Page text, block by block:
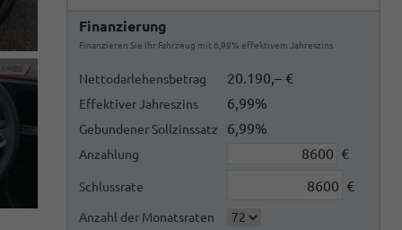
Finanzierung
Finanzieren Sie Ihr Fahrzeug mit 6,99% effektivem Jahreszins
Nettodarlehensbetrag 20.190,– €
Effektiver Jahreszins 6,99%
Gebundener Sollzinssatz 6,99%
Anzahlung €
Schlussrate €
Anzahl der Monatsraten